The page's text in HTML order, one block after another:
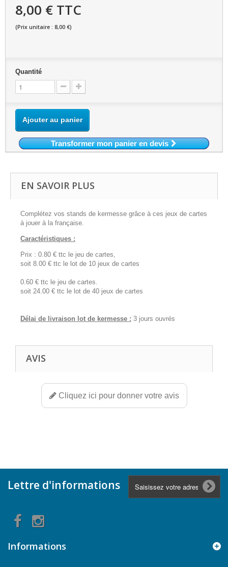
8,00 € TTC
(Prix unitaire : 8,00 €)
Quantité
Ajouter au panier
Transformer mon panier en devis
EN SAVOIR PLUS
Complétez vos stands de kermesse grâce à ces jeux de cartes
à jouer à la française.
Caractéristiques :
Prix : 0.80 € ttc le jeu de cartes,
soit 8.00 € ttc le lot de 10 jeux de cartes
0.60 € ttc le jeu de cartes.
soit 24.00 € ttc le lot de 40 jeux de cartes
Délai de livraison lot de kermesse : 3 jours ouvrés
AVIS
Cliquez ici pour donner votre avis
Lettre d'informations
Informations